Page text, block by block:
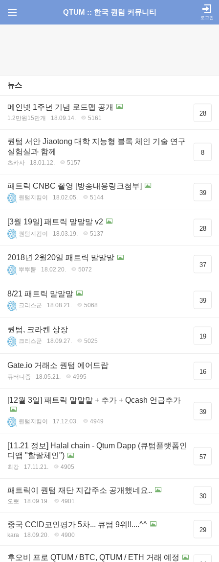
QTUM :: 한국 퀀텀 커뮤니티
로그인
뉴스
메인넷 1주년 기념 로드맵 공개
1.2만원15만개 18.09.14. 5161
28
퀀텀 서안 Jiaotong 대학 지능형 블록 체인 기술 연구
실험실과 함께
츠카사 18.01.12. 5157
8
패트릭 CNBC 촬영 [방송내용링크첨부]
퀀텀지킴이 18.02.05. 5144
39
[3월 19일] 패트릭 말말말 v2
퀀텀지킴이 18.03.19. 5137
28
2018년 2월20일 패트릭 말말말
뿌뿌뿜 18.02.20. 5072
37
8/21 패트릭 말말말
크리스군 18.08.21. 5068
39
퀀텀, 크라켄 상장
크리스군 18.09.27. 5025
19
Gate.io 거래소 퀀텀 에어드랍
큐터니즘 18.05.21. 4995
16
[12월 3일] 패트릭 말말말 + 추가 + Qcash 언급추가
퀀텀지킴이 17.12.03. 4949
39
[11.21 정보] Halal chain - Qtum Dapp (큐텀플랫폼인
디앱 "할랄체인")
최강 17.11.21. 4905
57
패트릭이 퀀텀 재단 지갑주소 공개했네요..
오뽀 18.09.19. 4901
30
중국 CCID코인평가 5차... 큐텀 9위!!....^^
kara 18.09.20. 4900
29
후오비 프로 QTUM / BTC, QTUM / ETH 거래 예정